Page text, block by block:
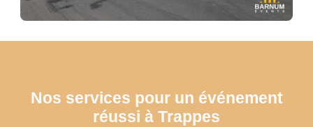
Nos services pour un événement
réussi à Trappes